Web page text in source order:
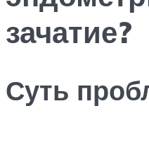
зачатие?
Суть